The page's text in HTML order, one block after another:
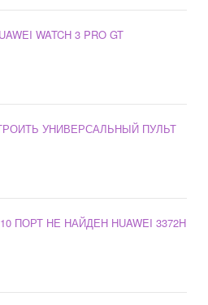
WATCH 3 PRO GT
УНИВЕРСАЛЬНЫЙ ПУЛЬТ
ПОРТ НЕ НАЙДЕН HUAWEI 3372H